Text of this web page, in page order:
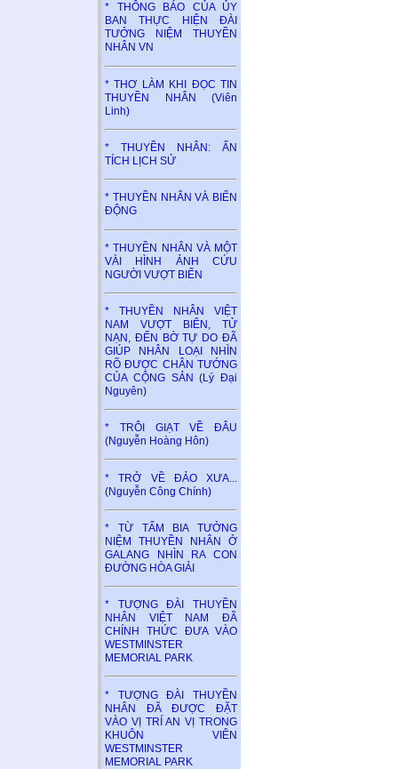
* THÔNG BÁO CỦA ỦY
BAN THỰC HIỆN ĐÀI
TƯỞNG NIỆM THUYỀN
NHÂN VN
* THƠ LÀM KHI ĐỌC TIN
THUYỀN NHÂN (Viên
Linh)
* THUYỀN NHÂN: ẤN
TÍCH LỊCH SỬ
* THUYỀN NHÂN VÀ BIỂN
ĐỘNG
* THUYỀN NHÂN VÀ MỘT
VÀI HÌNH ẢNH CỨU
NGƯỜI VƯỢT BIỂN
* THUYỀN NHÂN VIỆT
NAM VƯỢT BIÊN, TỬ
NẠN, ĐẾN BỜ TỰ DO ĐÃ
GIÚP NHÂN LOẠI NHÌN
RÕ ĐƯỢC CHÂN TƯỚNG
CỦA CỘNG SẢN (Lý Đại
Nguyên)
* TRÔI GIẠT VỀ ĐÂU
(Nguyễn Hoàng Hôn)
* TRỞ VỀ ĐẢO XƯA...
(Nguyễn Công Chính)
* TỪ TẤM BIA TƯỞNG
NIỆM THUYỀN NHÂN Ở
GALANG NHÌN RA CON
ĐƯỜNG HÒA GIẢI
* TƯỢNG ĐÀI THUYỀN
NHÂN VIỆT NAM ĐÃ
CHÍNH THỨC ĐƯA VÀO
WESTMINSTER
MEMORIAL PARK
* TƯỢNG ĐÀI THUYỀN
NHÂN ĐÃ ĐƯỢC ĐẶT
VÀO VỊ TRÍ AN VỊ TRONG
KHUÔN VIÊN
WESTMINSTER
MEMORIAL PARK